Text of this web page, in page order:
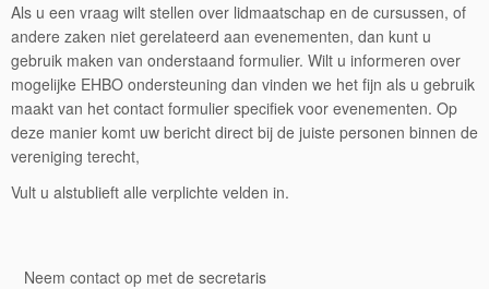
Als u een vraag wilt stellen over lidmaatschap en de cursussen, of
andere zaken niet gerelateerd aan evenementen, dan kunt u
gebruik maken van onderstaand formulier. Wilt u informeren over
mogelijke EHBO ondersteuning dan vinden we het fijn als u gebruik
maakt van het contact formulier specifiek voor evenementen. Op
deze manier komt uw bericht direct bij de juiste personen binnen de
vereniging terecht,
Vult u alstublieft alle verplichte velden in.
Neem contact op met de secretaris